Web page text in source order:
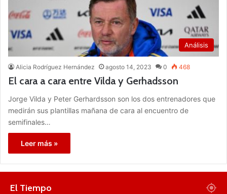
Análisis
Alicia Rodríguez Hernández agosto 14, 2023 0 468
El cara a cara entre Vilda y Gerhadsson
Jorge Vilda y Peter Gerhardsson son los dos entrenadores que
medirán sus plantillas mañana de cara al encuentro de
semifinales…
Leer más »
El Tiempo